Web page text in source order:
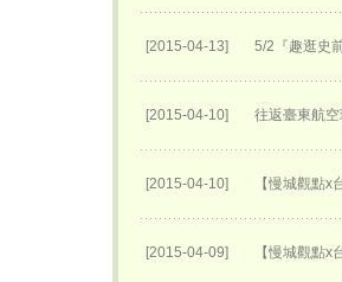
[2015-04-13] 5/2『趣逛史
[2015-04-10] 往返臺東航
[2015-04-10] 【慢城觀點
[2015-04-09] 【慢城觀點